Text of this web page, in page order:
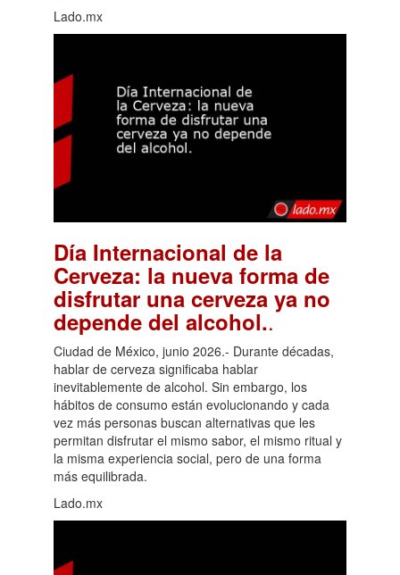
Lado.mx
Día Internacional de la
Cerveza: la nueva forma de
disfrutar una cerveza ya no
depende del alcohol..
Ciudad de México, junio 2026.- Durante décadas,
hablar de cerveza significaba hablar
inevitablemente de alcohol. Sin embargo, los
hábitos de consumo están evolucionando y cada
vez más personas buscan alternativas que les
permitan disfrutar el mismo sabor, el mismo ritual y
la misma experiencia social, pero de una forma
más equilibrada.
Lado.mx